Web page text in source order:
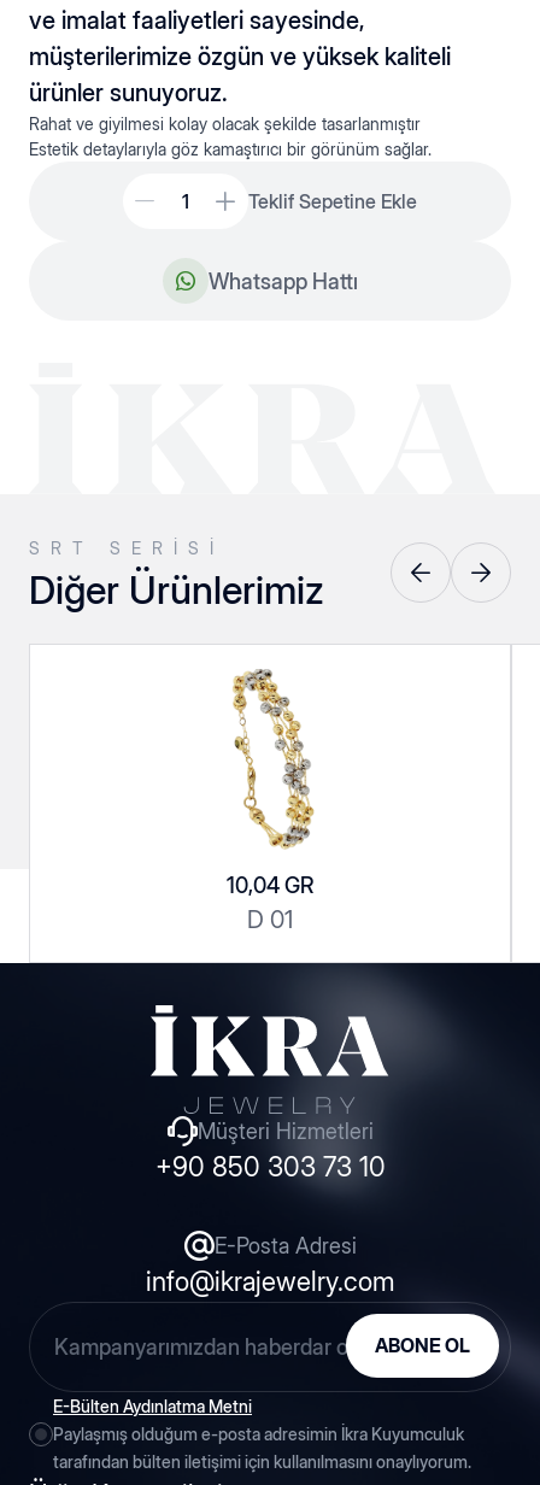
Düz Hallow
Hakkımızda
İnsan Kaynakları
Fuarlar
Etkinlikler
ve imalat faaliyetleri sayesinde,
müşterilerimize özgün ve yüksek kaliteli
ürünler sunuyoruz.
Rahat ve giyilmesi kolay olacak şekilde tasarlanmıştır
Estetik detaylarıyla göz kamaştırıcı bir görünüm sağlar.
Teklif Sepetine Ekle
Whatsapp Hattı
SRT SERISI
Diğer Ürünlerimiz
10,04 GR
D 01
Müşteri Hizmetleri
+90 850 303 73 10
E-Posta Adresi
info@ikrajewelry.com
ABONE OL
E-Bülten Aydınlatma Metni
Paylaşmış olduğum e-posta adresimin İkra Kuyumculuk
tarafından bülten iletişimi için kullanılmasını onaylıyorum.